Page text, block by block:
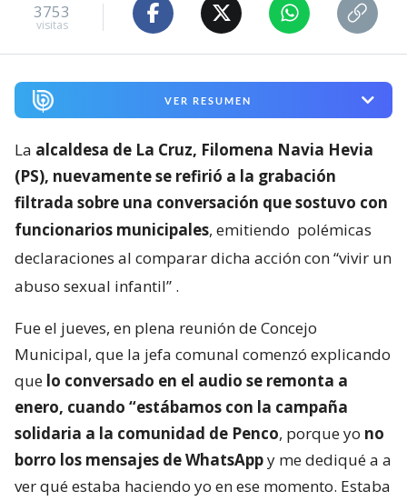
3753
visitas
VER RESUMEN
La alcaldesa de La Cruz, Filomena Navia Hevia
(PS), nuevamente se refirió a la grabación
filtrada sobre una conversación que sostuvo con
funcionarios municipales, emitiendo polémicas
declaraciones al comparar dicha acción con “vivir un
abuso sexual infantil” .
Fue el jueves, en plena reunión de Concejo
Municipal, que la jefa comunal comenzó explicando
que lo conversado en el audio se remonta a
enero, cuando “estábamos con la campaña
solidaria a la comunidad de Penco, porque yo no
borro los mensajes de WhatsAppy me dediqué a a
ver qué estaba haciendo yo en ese momento. Estaba